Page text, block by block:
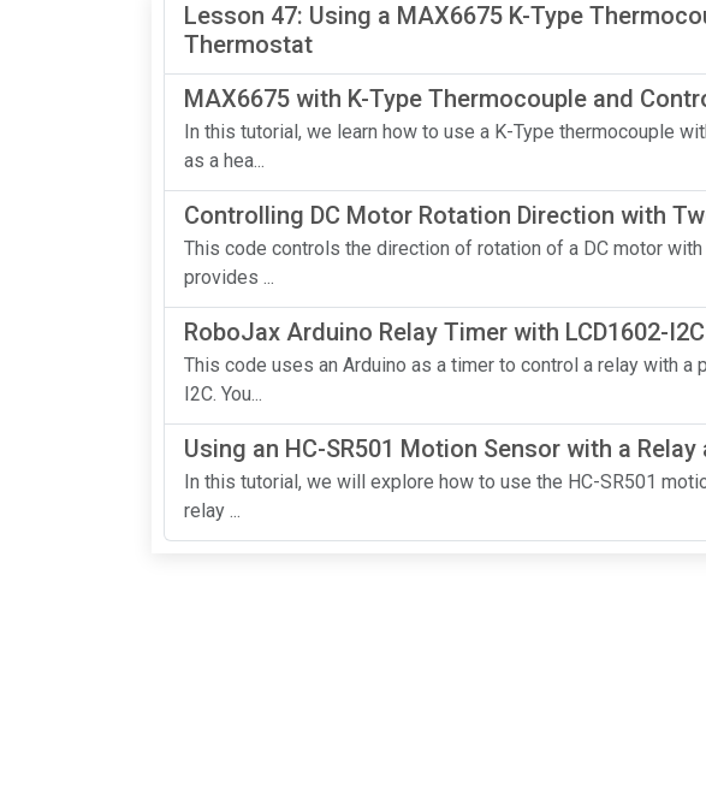
Lesson 47: Using a MAX6675 K-Type
Thermostat
MAX6675 with K-Type Thermocouple and
In this tutorial, we learn how to use a K-Type thermocouple
as a hea...
Controlling DC Motor Rotation Direction with
This code controls the direction of rotation of a DC motor
provides ...
RoboJax Arduino Relay Timer with LCD1602-
This code uses an Arduino as a timer to control a relay with a
I2C. You...
Using an HC-SR501 Motion Sensor with a
In this tutorial, we will explore how to use the HC-SR501
relay ...